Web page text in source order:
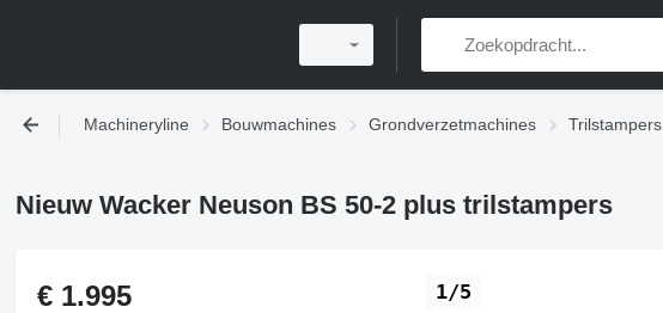
Machineryline Bouwmachines Grondverzetmachines Trilstampers
Nieuw Wacker Neuson BS 50-2 plus trilstampers
1/5
€ 1.995